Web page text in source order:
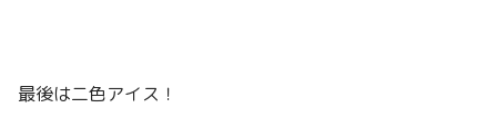
最後は二色アイス！